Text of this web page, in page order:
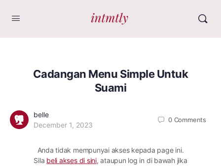
Cadangan Menu Simple Untuk
Suami
belle
December 1, 2023
0 Comments
Anda tidak mempunyai akses kepada page ini.
Sila beli akses di sini, ataupun log in di bawah jika